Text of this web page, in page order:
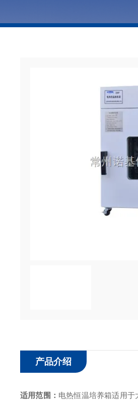
产品介绍
适用范围： 电热恒温培养箱适用于